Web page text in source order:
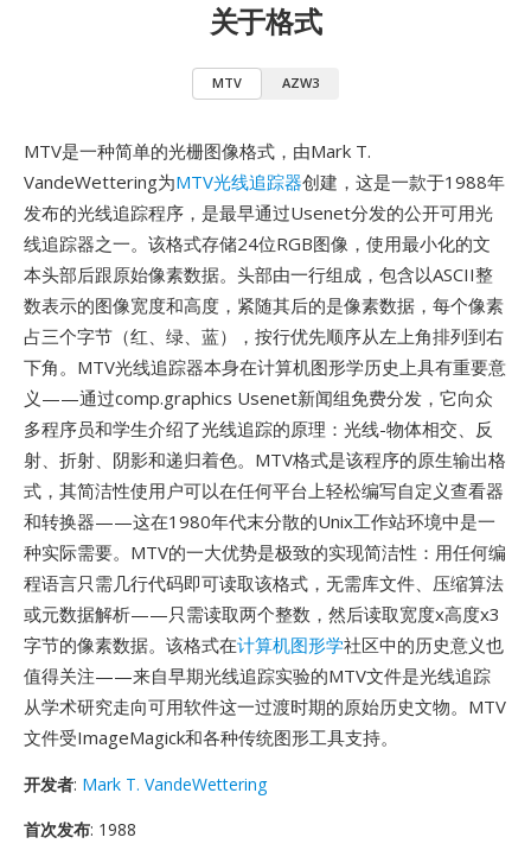
关于格式
MTV AZW3
MTV是一种简单的光栅图像格式，由Mark T.
VandeWettering为MTV光线追踪器创建，这是一款于1988年
发布的光线追踪程序，是最早通过Usenet分发的公开可用光
线追踪器之一。该格式存储24位RGB图像，使用最小化的文
本头部后跟原始像素数据。头部由一行组成，包含以ASCII整
数表示的图像宽度和高度，紧随其后的是像素数据，每个像素
占三个字节（红、绿、蓝），按行优先顺序从左上角排列到右
下角。MTV光线追踪器本身在计算机图形学历史上具有重要意
义——通过comp.graphics Usenet新闻组免费分发，它向众
多程序员和学生介绍了光线追踪的原理：光线-物体相交、反
射、折射、阴影和递归着色。MTV格式是该程序的原生输出格
式，其简洁性使用户可以在任何平台上轻松编写自定义查看器
和转换器——这在1980年代末分散的Unix工作站环境中是一
种实际需要。MTV的一大优势是极致的实现简洁性：用任何编
程语言只需几行代码即可读取该格式，无需库文件、压缩算法
或元数据解析——只需读取两个整数，然后读取宽度x高度x3
字节的像素数据。该格式在计算机图形学社区中的历史意义也
值得关注——来自早期光线追踪实验的MTV文件是光线追踪
从学术研究走向可用软件这一过渡时期的原始历史文物。MTV
文件受ImageMagick和各种传统图形工具支持。
开发者: Mark T. VandeWettering
首次发布: 1988